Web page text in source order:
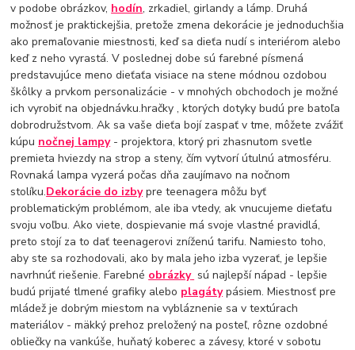
v podobe obrázkov, hodín, zrkadiel, girlandy a lámp. Druhá
možnosť je praktickejšia, pretože zmena dekorácie je jednoduchšia
ako premaľovanie miestnosti, keď sa dieťa nudí s interiérom alebo
keď z neho vyrastá. V poslednej dobe sú farebné písmená
predstavujúce meno dieťaťa visiace na stene módnou ozdobou
škôlky a prvkom personalizácie - v mnohých obchodoch je možné
ich vyrobiť na objednávku.hračky , ktorých dotyky budú pre batoľa
dobrodružstvom. Ak sa vaše dieťa bojí zaspať v tme, môžete zvážiť
kúpu nočnej lampy- projektora, ktorý pri zhasnutom svetle
premieta hviezdy na strop a steny, čím vytvorí útulnú atmosféru.
Rovnaká lampa vyzerá počas dňa zaujímavo na nočnom
stolíku.Dekorácie do izbypre teenagera môžu byť
problematickým problémom, ale iba vtedy, ak vnucujeme dieťaťu
svoju voľbu. Ako viete, dospievanie má svoje vlastné pravidlá,
preto stojí za to dať teenagerovi zníženú tarifu. Namiesto toho,
aby ste sa rozhodovali, ako by mala jeho izba vyzerať, je lepšie
navrhnúť riešenie. Farebné obrázky sú najlepší nápad - lepšie
budú prijaté tlmené grafiky alebo plagátypásiem. Miestnosť pre
mládež je dobrým miestom na vybláznenie sa v textúrach
materiálov - mäkký prehoz preložený na posteľ, rôzne ozdobné
obliečky na vankúše, huňatý koberec a závesy, ktoré v sobotu